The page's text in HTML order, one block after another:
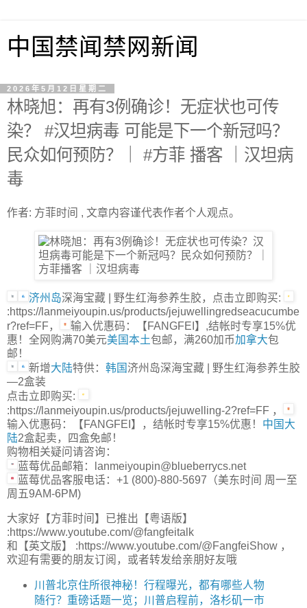
中国禁闻禁网新闻
2026年5月12日星期二
林晓旭：再有3例确诊！无症状也可传
染？ #汉坦病毒 可能是下一个新冠吗？
民众如何预防？｜ #方菲 播客 ｜汉坦病
毒
作者: 方菲时间 , 文章内容谨代表作者个人观点。
济州岛深海宝藏 | 野生红海参养生胶，点击立即购买:
:https://lanmeiyoupin.us/products/jejuwellingredseacucumbe
r?ref=FF，
输入优惠码：【FANGFEI】,结帐时专享15%优
惠！全网购满70美元美国本土包邮，满260加币加拿大包
邮！
新增大陆特供： 韩国 济州岛深海宝藏 | 野生红海参养生胶
—2盒装
点击立即购买:
:https://lanmeiyoupin.us/products/jejuwelling-2?ref=FF ，
输入优惠码：【FANGFEI】，结帐时专享15%优惠！ 中国 大
陆2盒起卖，四盒免邮！
购物相关疑问请咨询：
蓝莓优品邮箱：lanmeiyoupin@blueberrycs.net
蓝莓优品客服电话：+1 (800)-880-5697（美东时间 周一至
周五9AM-6PM)
大家好【方菲时间】已推出【粤语版】
:https://www.youtube.com/@fangfeitalk
和【英文版】 :https://www.youtube.com/@FangfeiShow ，
欢迎有需要的朋友订阅，或者转发给亲朋好友哦
川普北京住所很神秘！行程曝光，都有哪些人物
随行？重磅话题一览；川普启程前，洛杉矶一市